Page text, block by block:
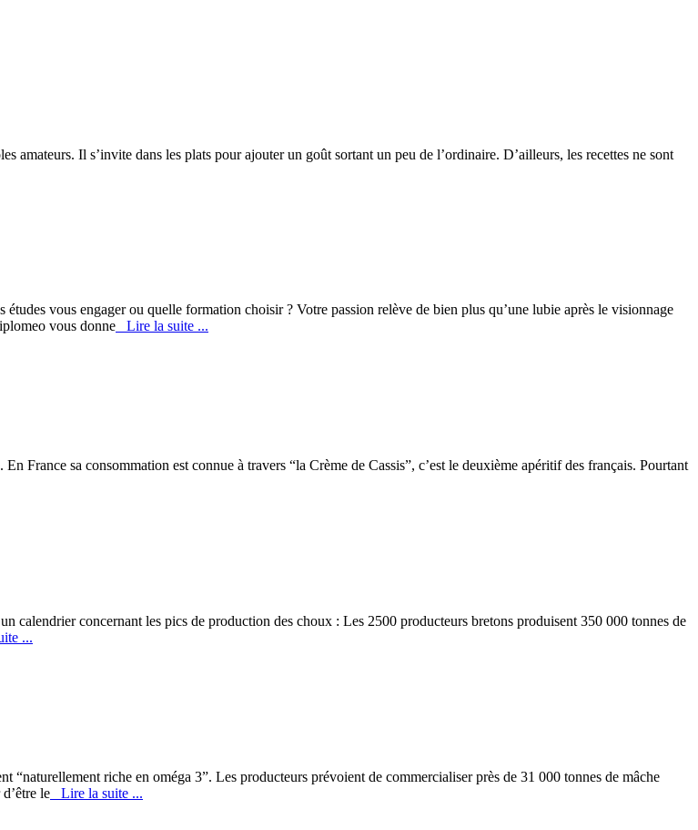
amateurs. Il s’invite dans les plats pour ajouter un goût sortant un peu de l’ordinaire. D’ailleurs, les recettes ne sont
vous engager ou quelle formation choisir ? Votre passion relève de bien plus qu’une lubie après le visionnage
vous donne Lire la suite ...
France sa consommation est connue à travers “la Crème de Cassis”, c’est le deuxième apéritif des français. Pourtant
calendrier concernant les pics de production des choux : Les 2500 producteurs bretons produisent 350 000 tonnes de
...
“naturellement riche en oméga 3”. Les producteurs prévoient de commercialiser près de 31 000 tonnes de mâche
le Lire la suite ...